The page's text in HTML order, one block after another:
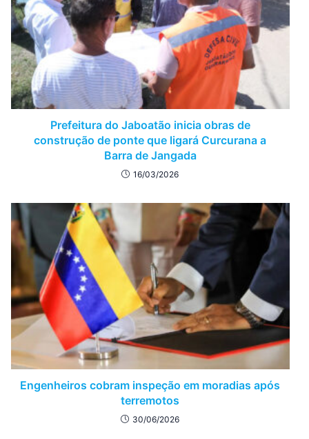
Prefeitura do Jaboatão inicia obras de
construção de ponte que ligará Curcurana a
Barra de Jangada
16/03/2026
Engenheiros cobram inspeção em moradias após
terremotos
30/06/2026